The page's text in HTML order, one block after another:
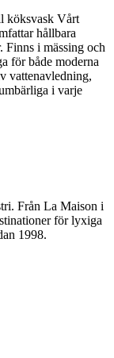
köksvask Vårt
hållbara
Finns i mässing och
för både moderna
vattenavledning,
i varje
Från La Maison i
för lyxiga
1998.